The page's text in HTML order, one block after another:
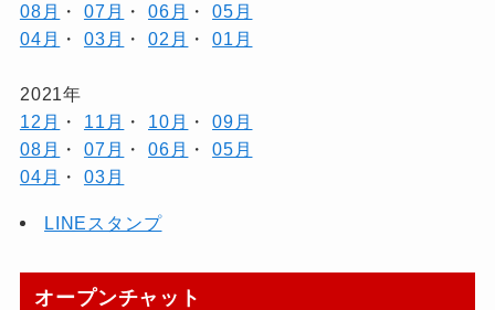
08月
・ 07月 ・ 06月 ・05月
04月
・ 03月 ・ 02月 ・01月
2021年
12月
・ 11月 ・ 10月 ・09月
08月
・ 07月 ・ 06月 ・05月
04月
・ 03月
LINEスタンプ
オープンチャット